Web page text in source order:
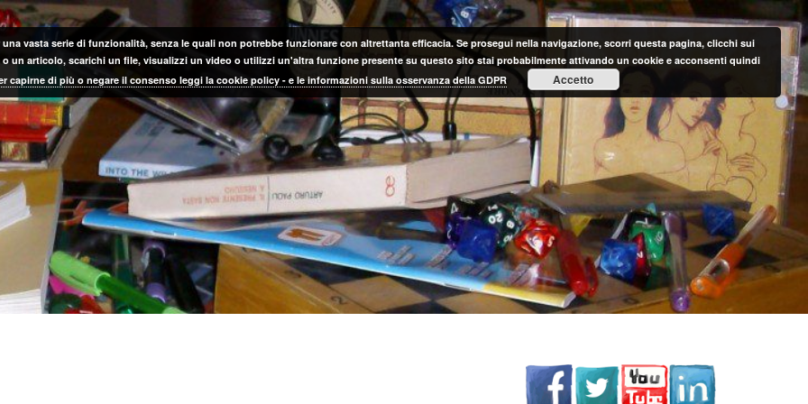
vasta serie di funzionalità, senza le quali non potrebbe funzionare con altrettanta efficacia. Se prosegui nella navigazione, scorri questa pagina, clicchi sui
un articolo, scarichi un file, visualizzi un video o utilizzi un'altra funzione presente su questo sito stai probabilmente attivando un cookie e acconsenti quindi
capirne di più o negare il consenso leggi la cookie policy - e le informazioni sulla osservanza della GDPR Accetto